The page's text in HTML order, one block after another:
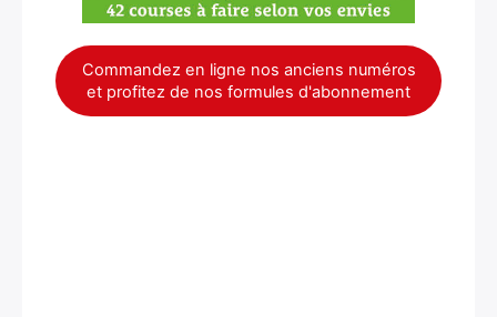
Commandez en ligne nos anciens numéros
et profitez de nos formules d'abonnement